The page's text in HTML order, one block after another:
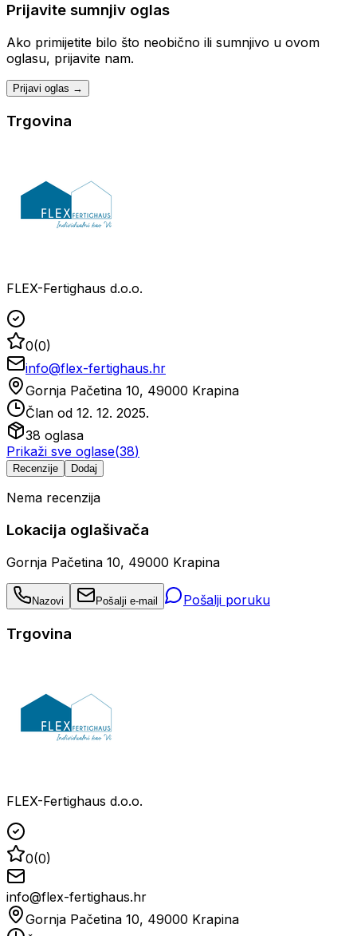
Prijavite sumnjiv oglas
Ako primijetite bilo što neobično ili sumnjivo u ovom
oglasu, prijavite nam.
Prijavi oglas →
Trgovina
FLEX-Fertighaus d.o.o.
0(0)
info@flex-fertighaus.hr
Gornja Pačetina 10, 49000 Krapina
Član od 12. 12. 2025.
38 oglasa
Prikaži sve oglase(38)
Recenzije Dodaj
Nema recenzija
Lokacija oglašivača
Gornja Pačetina 10, 49000 Krapina
Nazovi Pošalji e-mail Pošalji poruku
Trgovina
FLEX-Fertighaus d.o.o.
0(0)
info@flex-fertighaus.hr
Gornja Pačetina 10, 49000 Krapina